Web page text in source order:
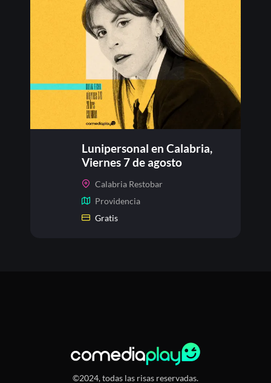
Lunipersonal en Calabria,
Viernes 7 de agosto
Calabria Restobar
Providencia
Gratis
©2024, todas las risas reservadas.